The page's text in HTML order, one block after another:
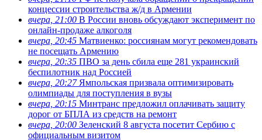
концессии строительства ж/д в Армении
вчера, 21:00 В России вновь обсуждают эксперимент по
онлайн-продаже алкоголя
вчера, 20:45 Матвиенко: россиянам могут рекомендовать
не посещать Армению
вчера, 20:35 ПВО за день сбила еще 281 украинский
беспилотник над Россией
вчера, 20:27Ямпольская призвала оптимизировать
олимпиады для поступления в вузы
вчера, 20:15 Минтранс предложил оплачивать защиту
дорог от БПЛА из средств на ремонт
вчера, 20:00 Зеленский 8 августа посетит Сербию с
официальным визитом